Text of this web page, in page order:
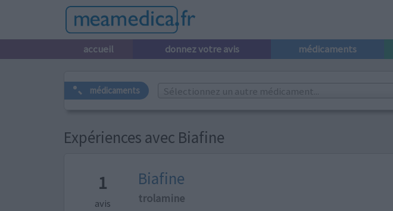
accueil donnez votre avis médicaments
médicaments Sélectionnez un autre médicament...
Expériences avec Biafine
1
avis
Biafine
trolamine